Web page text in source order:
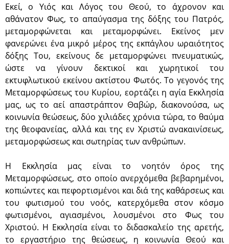
Εκεί, ο Υιός και Λόγος του Θεού, το άχρονον και
αθάνατον Φως, το απαύγασμα της δόξης του Πατρός,
μεταμορφώνεται και μεταμορφώνει. Εκείνος μεν
φανερώνει ένα μικρό μέρος της εκπάγλου ωραιότητος
δόξης Του, εκείνους δε μεταμορφώνει πνευματικώς,
ώστε να γίνουν δεκτικοί και χωρητικοί του
εκτυφλωτικού εκείνου ακτίστου Φωτός. Το γεγονός της
Μεταμορφώσεως του Κυρίου, εορτάζει η αγία Εκκλησία
μας, ως το αεί απαστράπτον Θαβώρ, διακονούσα, ως
κοινωνία θεώσεως, δύο χιλιάδες χρόνια τώρα, το θαύμα
της θεοφανείας, αλλά και της εν Χριστώ ανακαινίσεως,
μεταμορφώσεως και σωτηρίας των ανθρώπων.
Η Εκκλησία μας είναι το νοητόν όρος της
Μεταμορφώσεως, στο οποίο ανερχόμεθα βεβαρημένοι,
κοπιώντες και πεφορτισμένοι και διά της καθάρσεως και
του φωτισμού του νοός, κατερχόμεθα στον κόσμο
φωτισμένοι, αγιασμένοι, λουσμένοι στο Φως του
Χριστού. Η Εκκλησία είναι το διδασκαλείο της αρετής,
το εργαστήριο της θεώσεως, η κοινωνία Θεού και